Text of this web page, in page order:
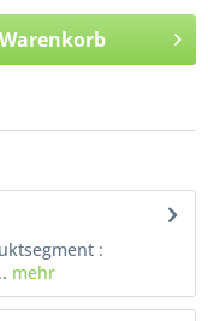
Warenkorb
:
mehr